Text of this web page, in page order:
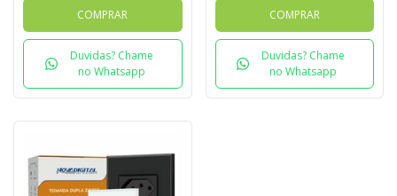
COMPRAR
Duvidas? Chame
no Whatsapp
COMPRAR
Duvidas? Chame
no Whatsapp